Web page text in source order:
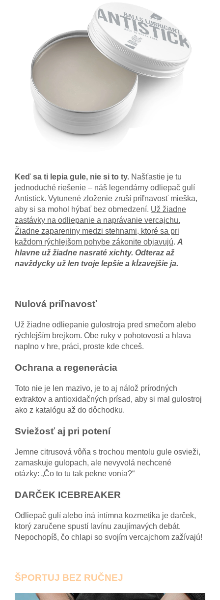
Keď sa ti lepia gule, nie si to ty. Našťastie je tu
jednoduché riešenie – náš legendárny odliepač gulí
Antistick. Vytunené zloženie zruší priľnavosť mieška,
aby si sa mohol hýbať bez obmedzení. Už žiadne
zastávky na odliepanie a naprávanie vercajchu.
Žiadne zapareniny medzi stehnami, ktoré sa pri
každom rýchlejšom pohybe zákonite objavujú. A
hlavne už žiadne nasraté xichty. Odteraz až
navždycky už len tvoje lepšie a kĺzavejšie ja.
Nulová priľnavosť
Už žiadne odliepanie gulostroja pred smečom alebo
rýchlejším brejkom. Obe ruky v pohotovosti a hlava
naplno v hre, práci, proste kde chceš.
Ochrana a regenerácia
Toto nie je len mazivo, je to aj nálož prírodných
extraktov a antioxidačných prísad, aby si mal gulostroj
ako z katalógu až do dôchodku.
Sviežosť aj pri potení
Jemne citrusová vôňa s trochou mentolu gule osvieži,
zamaskuje gulopach, ale nevyvolá nechcené
otázky: „Čo to tu tak pekne vonia?“
DARČEK ICEBREAKER
Odliepač gulí alebo iná intímna kozmetika je darček,
ktorý zaručene spustí lavínu zaujímavých debát.
Nepochopíš, čo chlapi so svojím vercajchom zažívajú!
ŠPORTUJ BEZ RUČNEJ